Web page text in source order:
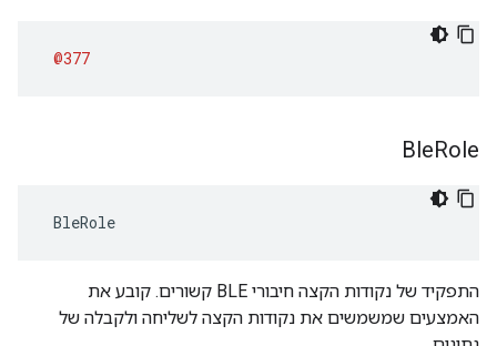
@377
BleRole
BleRole
התפקיד של נקודות הקצה חיבורי BLE קשורים. קובע את
האמצעים שמשמשים את נקודות הקצה לשליחה ולקבלה של